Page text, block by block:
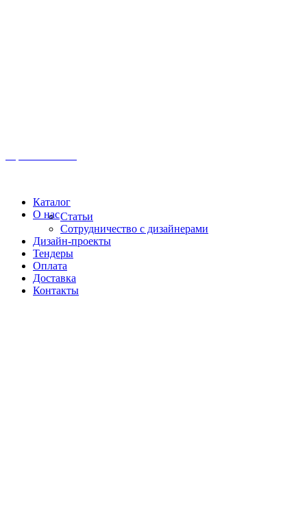
Каталог
О насСтатьи
Сотрудничество с дизайнерами
Дизайн-проекты
Тендеры
Оплата
Доставка
Контакты